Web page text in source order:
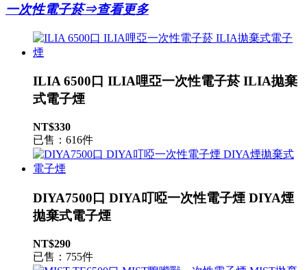
一次性電子菸⇒查看更多
ILIA 6500口 ILIA哩亞一次性電子菸 ILIA拋棄
式電子煙
NT$330
已售：616件
DIYA7500口 DIYA叮啞一次性電子煙 DIYA煙
拋棄式電子煙
NT$290
已售：755件